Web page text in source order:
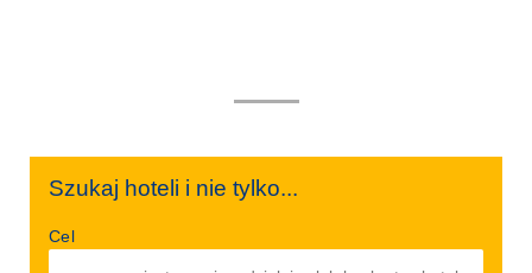
Szukaj hoteli i nie tylko...
Cel